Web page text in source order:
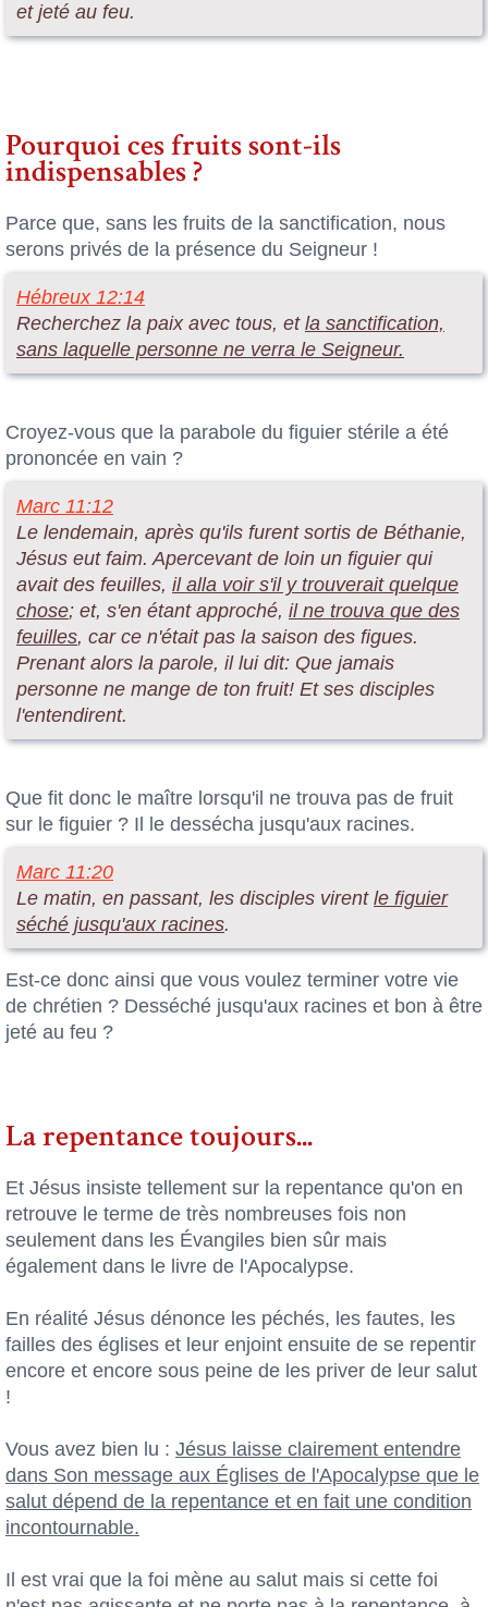
et jeté au feu.
Pourquoi ces fruits sont-ils
indispensables ?
Parce que, sans les fruits de la sanctification, nous
serons privés de la présence du Seigneur !
Hébreux 12:14
Recherchez la paix avec tous, et la sanctification,
sans laquelle personne ne verra le Seigneur.
Croyez-vous que la parabole du figuier stérile a été
prononcée en vain ?
Marc 11:12
Le lendemain, après qu'ils furent sortis de Béthanie,
Jésus eut faim. Apercevant de loin un figuier qui
avait des feuilles, il alla voir s'il y trouverait quelque
chose; et, s'en étant approché, il ne trouva que des
feuilles, car ce n'était pas la saison des figues.
Prenant alors la parole, il lui dit: Que jamais
personne ne mange de ton fruit! Et ses disciples
l'entendirent.
Que fit donc le maître lorsqu'il ne trouva pas de fruit
sur le figuier ? Il le dessécha jusqu'aux racines.
Marc 11:20
Le matin, en passant, les disciples virent le figuier
séché jusqu'aux racines.
Est-ce donc ainsi que vous voulez terminer votre vie
de chrétien ? Desséché jusqu'aux racines et bon à être
jeté au feu ?
La repentance toujours...
Et Jésus insiste tellement sur la repentance qu'on en
retrouve le terme de très nombreuses fois non
seulement dans les Évangiles bien sûr mais
également dans le livre de l'Apocalypse.
En réalité Jésus dénonce les péchés, les fautes, les
failles des églises et leur enjoint ensuite de se repentir
encore et encore sous peine de les priver de leur salut
!
Vous avez bien lu : Jésus laisse clairement entendre
dans Son message aux Églises de l'Apocalypse que le
salut dépend de la repentance et en fait une condition
incontournable.
Il est vrai que la foi mène au salut mais si cette foi